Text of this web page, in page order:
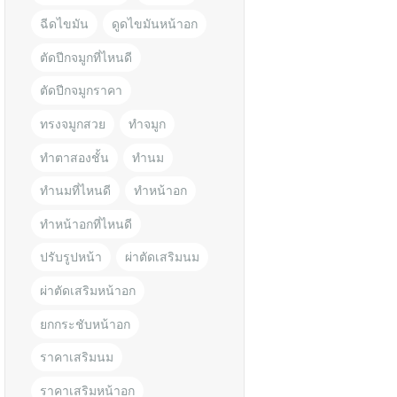
ฉีดไขมัน ดูดไขมันหน้าอก
ตัดปีกจมูกที่ไหนดี
ตัดปีกจมูกราคา
ทรงจมูกสวย ทำจมูก
ทำตาสองชั้น ทำนม
ทำนมที่ไหนดี ทำหน้าอก
ทำหน้าอกที่ไหนดี
ปรับรูปหน้า ผ่าตัดเสริมนม
ผ่าตัดเสริมหน้าอก
ยกกระชับหน้าอก
ราคาเสริมนม
ราคาเสริมหน้าอก